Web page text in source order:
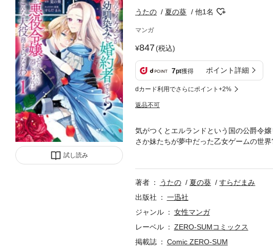
試し読み
うたの 夏の葵 他1名
マンガ
847(税込)
7pt獲得 ポイント詳細
dカード利用でさらにポイント+2%
返品不可
気がつくとエルランドという国の公爵令
さか妹たちが夢中だった乙女ゲームの世
ロの私には、流石に難易度高すぎます！
著者
うたの 夏の葵
すらだまみ
出版社
一迅社
ジャンル
女性マンガ
レーベル
ZERO-SUMコミックス
掲載誌
Comic ZERO-SUM